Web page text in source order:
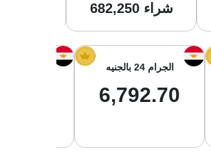
682,250 شراء
الجرام 24 بالجنيه
6,792.70